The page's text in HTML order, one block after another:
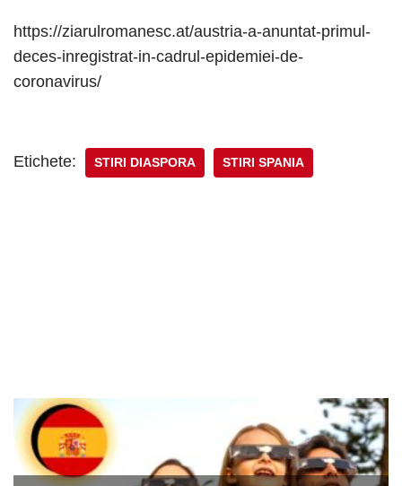
https://ziarulromanesc.at/austria-a-anuntat-primul-
deces-inregistrat-in-cadrul-epidemiei-de-
coronavirus/
Etichete: STIRI DIASPORA STIRI SPANIA